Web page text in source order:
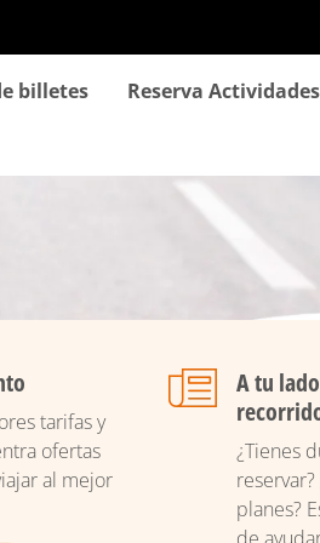
billetes
Reserva Actividades
tarifas y
ofertas
al mejor
A tu
¿Tienes
planes?